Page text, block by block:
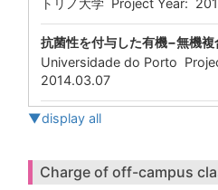
トリノ大学 Project Year:
抗菌性を付与した有機−無機
Universidade do Porto
2014.03.07
▼display all
Charge of off-campus